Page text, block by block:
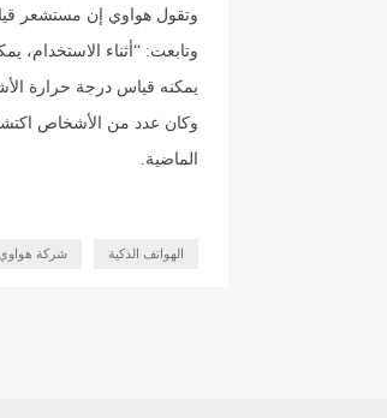
وتقول هواوي إن مستشعر
وتابعت: “أثناء
يمكنه قياس درجة حرارة
وكان عدد من الأشخاص
الماضية.
الهواتف الذكية شركة هواوي